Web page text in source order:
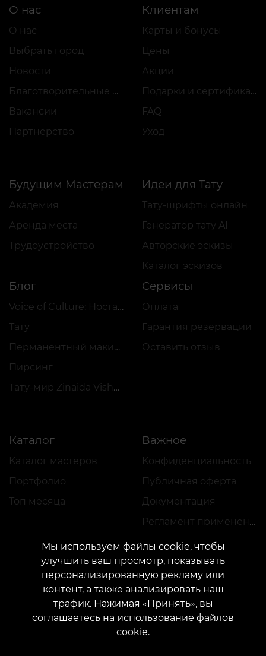
О нас
О нас
Выбрать город
Новости
Благотворительные проекты
Вакансии
Партнёрство
Клиентам
Карты и бонусы
Цены
Акции
Подарки и сертификаты
FAQ
Уход
Будущим Мастерам
Академия
Аренда места
Трудоустройство
Идеи для Тату
Тату-шрифты онлайн
Генератор тату AI
Авторские эскизы
Каталог эскизов
Блог
Voice of Culture: Ностальгия по 2000-м
Тату
Перманентный макияж
Пирсинг
Тату-мир Zinaida Vishenka
Сервисы
Оплата
Гарантия резервации
Оставить отзыв
Каталог
Каталог мастеров
Портфолио
Топ месяца
Важное
Конфиденциальность
Публичная оферта
Документация
Регламент применения акций
КОНТАКТЫ
Свяжитесь с нами: customers@vean-tattoo.com
marketing.veantattoo@gmail.com
Мы используем файлы cookie, чтобы
улучшить ваш просмотр, показывать
персонализированную рекламу или
контент, а также анализировать наш
трафик. Нажимая «Принять», вы
соглашаетесь на использование файлов
cookie.